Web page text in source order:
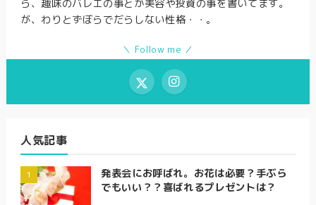
ら、趣味のバレエの事とか美容や投資の事を書いてます。
が、わりとずぼらでだらしない性格・・。
＼ Follow me ／
人気記事
発表会にお呼ばれ。お花は必要？手ぶら
でもいい？？喜ばれるプレゼントは？